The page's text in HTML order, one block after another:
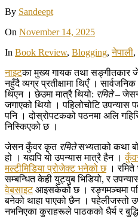
By Sandeept
On November 14, 2025
In Book Review, Blogging,नेपाली,
नाइटका मुख्य गायक तथा सङ्गीतकार
नहुँदै व्यग्र प्रतीक्षामा थिएँ ।
थिएन । छेउमा मात्रै थियो: रमिते–
जगाएको थियो । पहिलोचोटि
पनि । दोस्रोपटकको पठनमा अलि
निस्किएको छ ।
जेसन कुँवर कृत रमितेसभ्यताको कथा
हो । यद्यपि यो उपन्यास मात्रै हैन ।
मल्टीमिडिया प्रोजेक्ट भनेको छ। रमिते
सम्बन्धित केही युट्युब भिडियो, र
वेबसाइटआइसकेको छ । रङ्गमञ्चमा
बनेको थाहा पाएको छैन । पहेलीजस्तो
नभनिएका कुराहरूले पाठकको धैर्य र